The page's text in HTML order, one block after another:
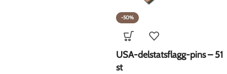
-50%
USA-delstatsflagg-pins – 51
st